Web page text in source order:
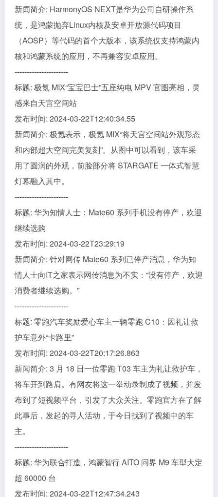
新闻简介: HarmonyOS NEXT是华为公司自研操作系
统，是鸿蒙抛弃Linux内核及安卓开放源代码项目
（AOSP）等代码的首个大版本，该系统仅支持鸿蒙内
核和鸿蒙系统的应用，不再兼容安卓应用。
----------------------
标题: 极氪 MIX“宝宝巴士”五座纯电 MPV 官图亮相，灵
感来自天宫空间站
发布时间: 2024-03-22T12:40:34.55
新闻简介: 极氪表示，极氪 MIX“将天宫空间站外观形态
和内部超大空间完美复刻”。从图中可以看到，该车采
用了圆润的外观，前脸部分将 STARGATE 一体式智慧
灯幕融入其中。
----------------------
标题: 华为知情人士：Mate60 系列手机没有停产，欢迎
继续选购
发布时间: 2024-03-22T23:29:19
新闻简介: 针对网传 Mate60 系列已停产消息，华为知
情人士向IT之家表示网传消息为不实：“没有停产，欢迎
消费者继续选购。”
----------------------
标题: 零跑汽车奖励爱心车主一辆零跑 C10：因礼让救
护车意外“卡路里”
发布时间: 2024-03-22T20:17:26.863
新闻简介: 3 月 18 日一位零跑 T03 车主为礼让救护车，
将车开到路肩。有网友将这一举动录制成了视频，并发
布到了短视频平台，引发了大众关注。零跑官方在了解
此事后，发起的寻人活动，于今日找到了视频中的车
主。
----------------------
标题: 华为联合打造，鸿蒙智行 AITO 问界 M9 车型大定
超 60000 台
发布时间: 2024-03-22T12:47:34.243